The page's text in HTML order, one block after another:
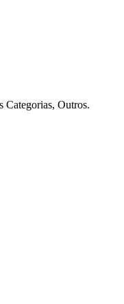
Outros.